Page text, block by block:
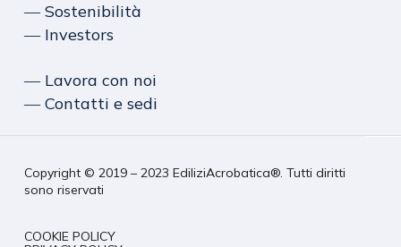
― Sostenibilità
― Investors
― Lavora con noi
― Contatti e sedi
Copyright © 2019 – 2023 EdiliziAcrobatica®. Tutti diritti
sono riservati
COOKIE POLICY